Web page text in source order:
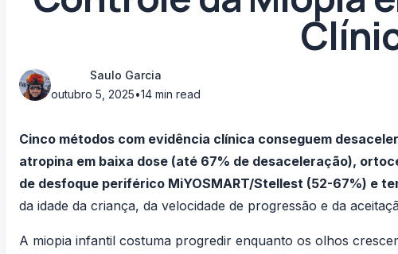
Saulo Garcia
outubro 5, 2025•14 min read
Cinco métodos com evidência clínica conseguem
atropina em baixa dose (até 67% de desaceleração),
de desfoque periférico MiYOSMART/Stellest (52-67%) e
da idade da criança, da velocidade de progressão e da
A miopia infantil costuma progredir enquanto os olhos